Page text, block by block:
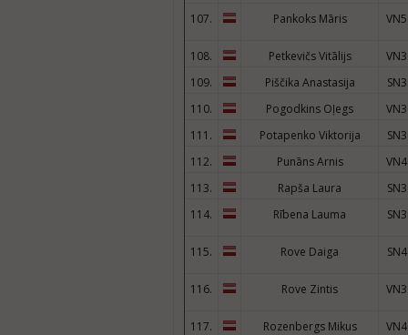
107. Pankoks Māris
108. Petkevičs Vitālijs
109.
Piščika Anastasija
110.
Pogodkins Oļegs
111.
Potapenko Viktorija
112.
Punāns Arnis
113.
Rapša Laura
114.
Rībena Lauma
115. Rove Daiga
116. Rove Zintis
117. Rozenbergs Mikus